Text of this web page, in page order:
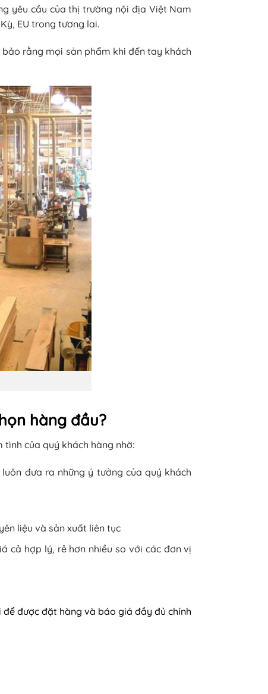
yêu cầu của thị trường nội địa Việt Nam
EU trong tương lai.
bảo rằng mọi sản phẩm khi đến tay khách
hàng đầu?
tình của quý khách hàng nhờ:
đưa ra những ý tưởng của quý khách
liệu và sản xuất liên tục
cả hợp lý, rẻ hơn nhiều so với các đơn vị
được đặt hàng và báo giá đầy đủ chính